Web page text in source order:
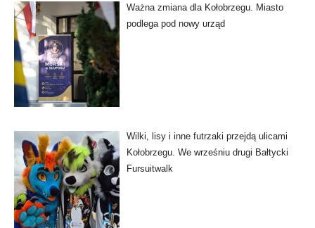
Ważna zmiana dla Kołobrzegu. Miasto
podlega pod nowy urząd
Wilki, lisy i inne futrzaki przejdą ulicami
Kołobrzegu. We wrześniu drugi Bałtycki
Fursuitwalk